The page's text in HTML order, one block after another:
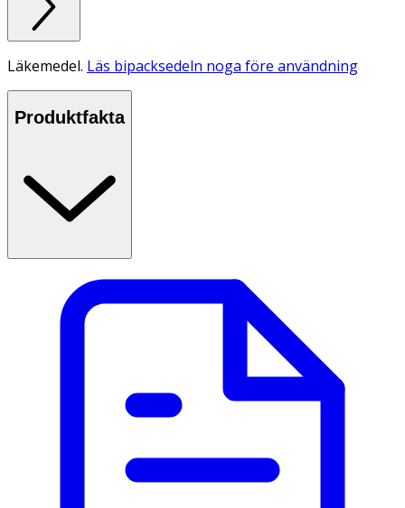
Läkemedel. Läs bipacksedeln noga före användning
Produktfakta